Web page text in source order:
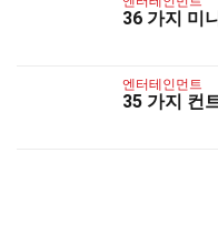
36 가지 미
엔터테인먼트
35 가지 컨